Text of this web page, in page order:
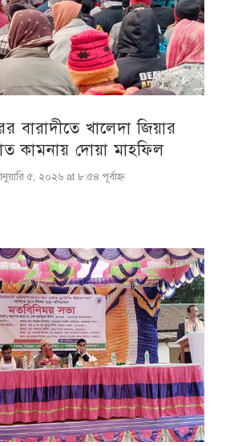
বারাদীতে খালেদা জিয়ার
কামনায় দোয়া মাহফিল
৫, ২০২৬ at ৮:৫৪ পূর্বাহ্ণ